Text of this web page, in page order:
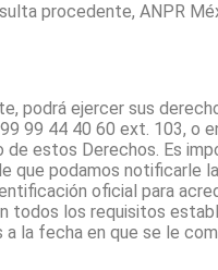
procedente, ANPR
podrá ejercer sus
99 44 40 60 ext. 103, o
estos Derechos. Es
que podamos notificarle
oficial para
todos los requisitos
la fecha en que se le